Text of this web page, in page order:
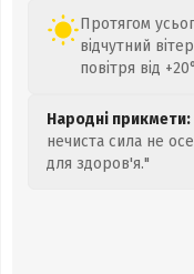
Протягом
відчутний
повітря від
Народні прикмети:
нечиста сила не
для здоров'я."